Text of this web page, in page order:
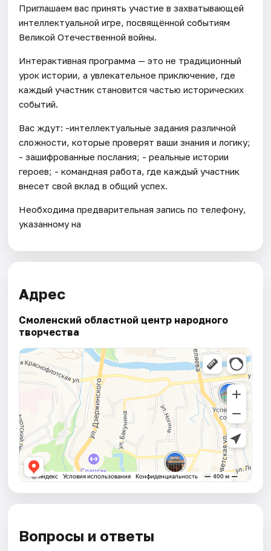
Приглашаем вас принять участие в захватывающей
интеллектуальной игре, посвящённой событиям
Великой Отечественной войны.
Интерактивная программа — это не традиционный
урок истории, а увлекательное приключение, где
каждый участник становится частью исторических
событий.
Вас ждут: -интеллектуальные задания различной
сложности, которые проверят ваши знания и логику;
- зашифрованные послания; - реальные истории
героев; - командная работа, где каждый участник
внесет свой вклад в общий успех.
Необходима предварительная запись по телефону,
указанному на
Адрес
Смоленский областной центр народного
творчества
Вопросы и ответы